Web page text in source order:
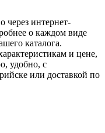
интернет-
о каждом виде
каталога.
и цене,
удобно, с
или доставкой по